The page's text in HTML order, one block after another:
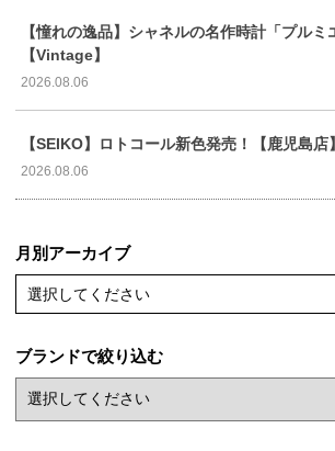
【憧れの逸品】シャネルの名作時計「プルミ
【Vintage】
2026.08.06
【SEIKO】ロトコール新色発売！【鹿児島店】
2026.08.06
月別アーカイブ
選択してください
ブランドで絞り込む